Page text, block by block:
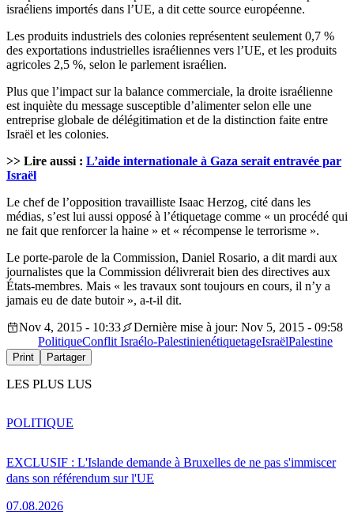
israéliens importés dans l’UE, a dit cette source européenne.
Les produits industriels des colonies représentent seulement 0,7 %
des exportations industrielles israéliennes vers l’UE, et les produits
agricoles 2,5 %, selon le parlement israélien.
Plus que l’impact sur la balance commerciale, la droite israélienne
est inquiète du message susceptible d’alimenter selon elle une
entreprise globale de délégitimation et de la distinction faite entre
Israël et les colonies.
>> Lire aussi : L’aide internationale à Gaza serait entravée par
Israël
Le chef de l’opposition travailliste Isaac Herzog, cité dans les
médias, s’est lui aussi opposé à l’étiquetage comme « un procédé qui
ne fait que renforcer la haine » et « récompense le terrorisme ».
Le porte-parole de la Commission, Daniel Rosario, a dit mardi aux
journalistes que la Commission délivrerait bien des directives aux
États-membres. Mais « les travaux sont toujours en cours, il n’y a
jamais eu de date butoir », a-t-il dit.
Nov 4, 2015 - 10:33
Dernière mise à jour: Nov 5, 2015 - 09:58
PolitiqueConflit Israélo-PalestinienétiquetageIsraëlPalestine
Print Partager
LES PLUS LUS
EXCLUSIF : L'Islande demande à Bruxelles de ne pas s'immiscer
dans son référendum sur l'UE
07.08.2026
POLITIQUE